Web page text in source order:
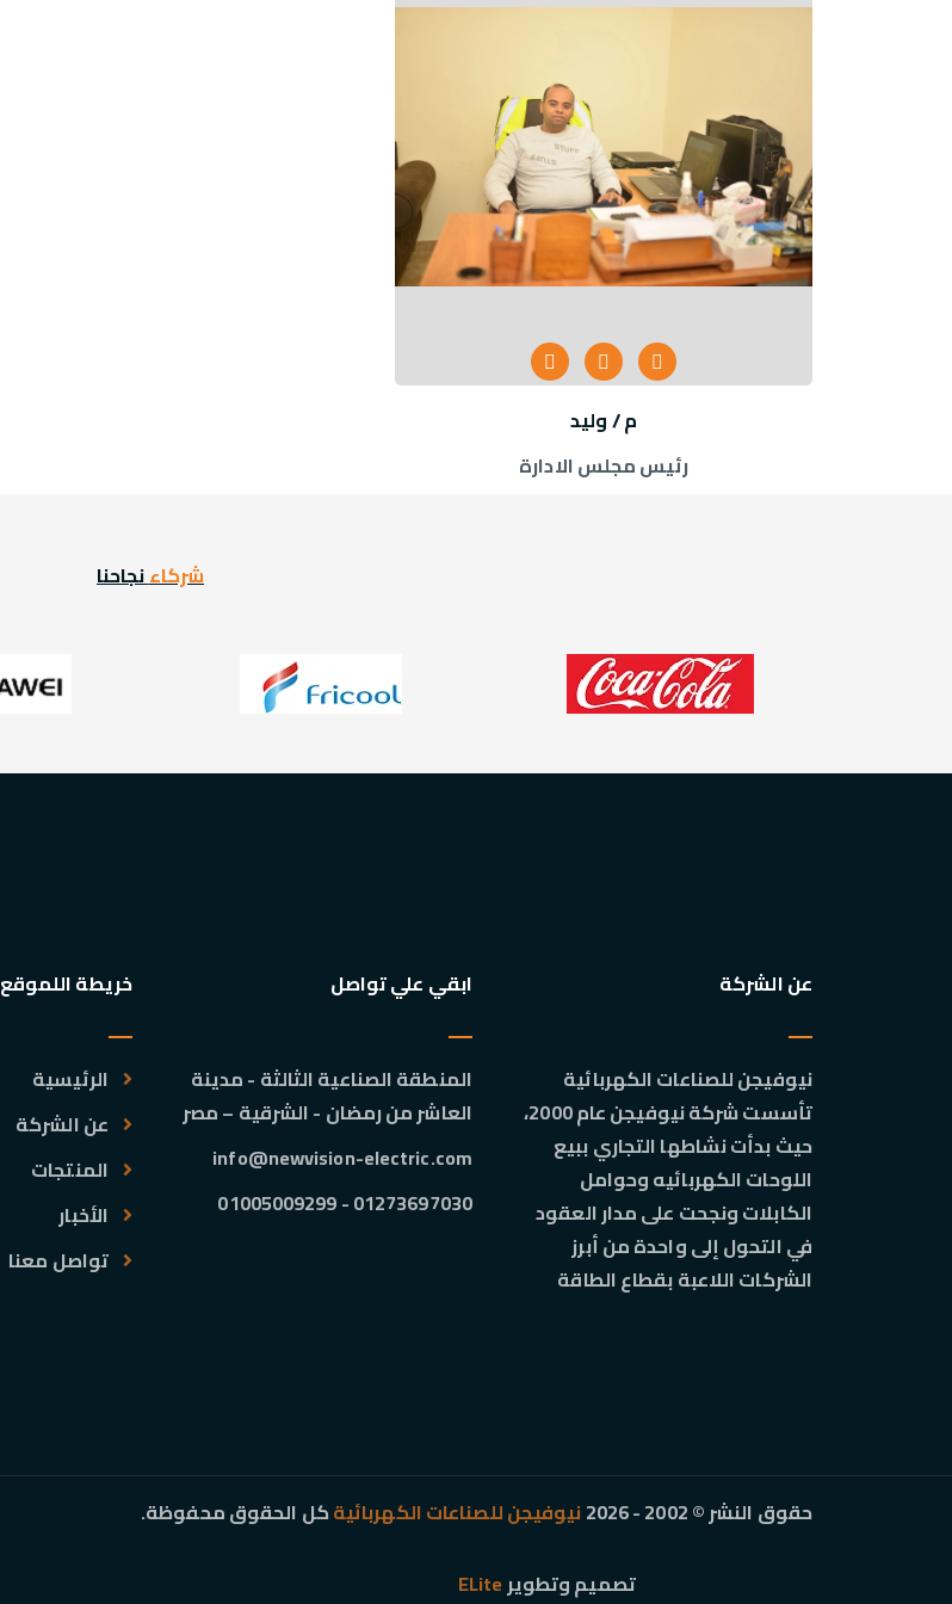
م / وليد
رئيس مجلس الادارة
شركاءنجاحنا
عن الشركة
نيوفيجن للصناعات الكهربائية
تأسست شركة نيوفيجن عام 2000،
حيث بدأت نشاطها التجاري ببيع
اللوحات الكهربائيه وحوامل
الكابلات ونجحت على مدار العقود
في التحول إلى واحدة من أبرز
الشركات اللاعبة بقطاع الطاقة
ابقي علي تواصل
المنطقة الصناعية الثالثة - مدينة
العاشر من رمضان - الشرقية – مصر
info@newvision-electric.com
01273697030 - 01005009299
خريطة اللموقع
الرئيسية
عن الشركة
المنتجات
الأخبار
تواصل معنا
حقوق النشر © 2002 - 2026 نيوفيجن للصناعات الكهربائيةكل الحقوق محفوظة.
تصميم وتطويرELite